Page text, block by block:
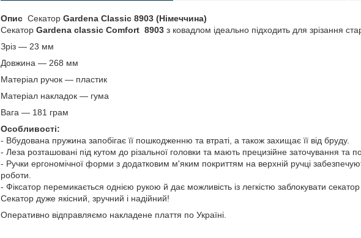
Опис Секатор Gardena Classic 8903 (Німеччина)
Секатор Gardena classic Comfort 8903 з ковадлом ідеально підходить для зрізання
Зріз — 23 мм
Довжина — 268 мм
Матеріал ручок — пластик
Матеріал накладок — гума
Вага — 181 грам
Особливості:
- Вбудована пружина запобігає її пошкодженню та втраті, а також захищає її від бруду.
- Леза розташовані під кутом до різальної головки та мають прецизійне заточування та
- Ручки ергономічної форми з додатковим м'яким покриттям на верхній ручці
роботи.
- Фіксатор перемикається однією рукою й дає можливість із легкістю заблокувати
Секатор дуже якісний, зручний і надійний!
Оперативно відправляємо накладене плаття по Україні.